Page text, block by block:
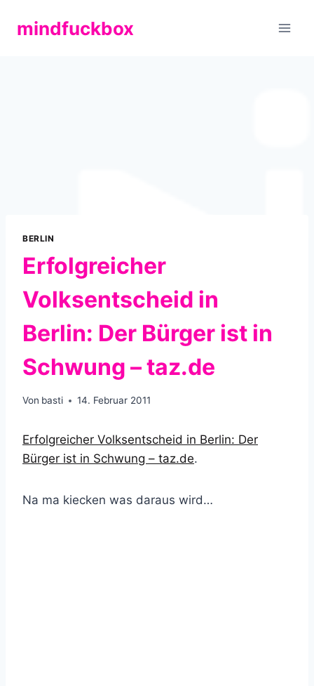
Inhaltmindfuckbox
BERLIN
Erfolgreicher
Volksentscheid in
Berlin: Der Bürger ist in
Schwung – taz.de
Von basti 14. Februar 2011
Erfolgreicher Volksentscheid in Berlin: Der
Bürger ist in Schwung – taz.de.
Na ma kiecken was daraus wird…